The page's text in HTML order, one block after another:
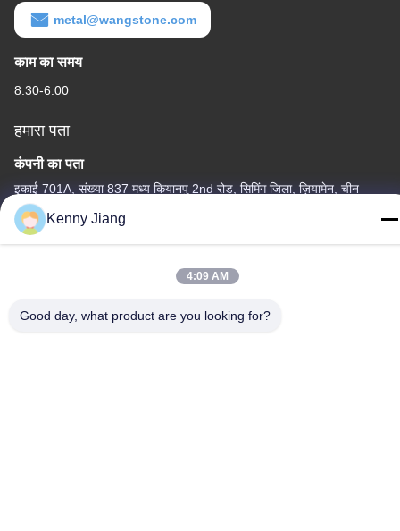
metal@wangstone.com
काम का समय
8:30-6:00
हमारा पता
कंपनी का पता
इकाई 701A, संख्या 837 मध्य कियानपु 2nd रोड, सिमिंग जिला, ज़ियामेन, चीन
फैक्टरी का पता
क्रमांक 72, योंगजुन रोड, वुफेंग गांव, चोंगवु टाउन, क्वानज़ोउ, फ़ुज़ियान, चीन
Kenny Jiang
4:09 AM
Good day, what product are you looking for?